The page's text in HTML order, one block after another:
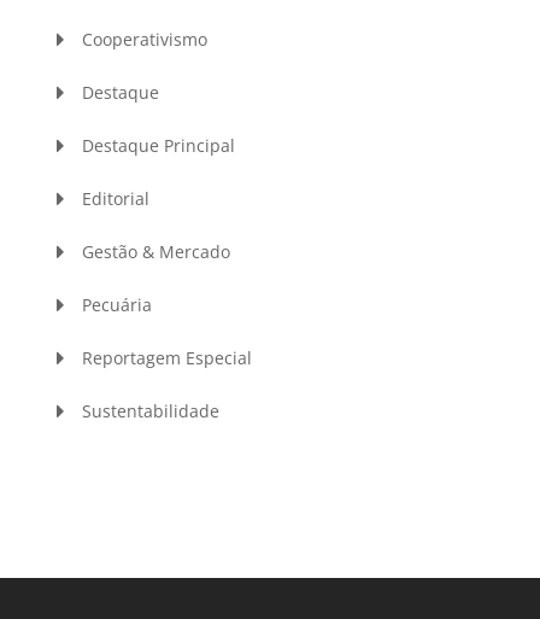
Cooperativismo
Destaque
Destaque Principal
Editorial
Gestão & Mercado
Pecuária
Reportagem Especial
Sustentabilidade